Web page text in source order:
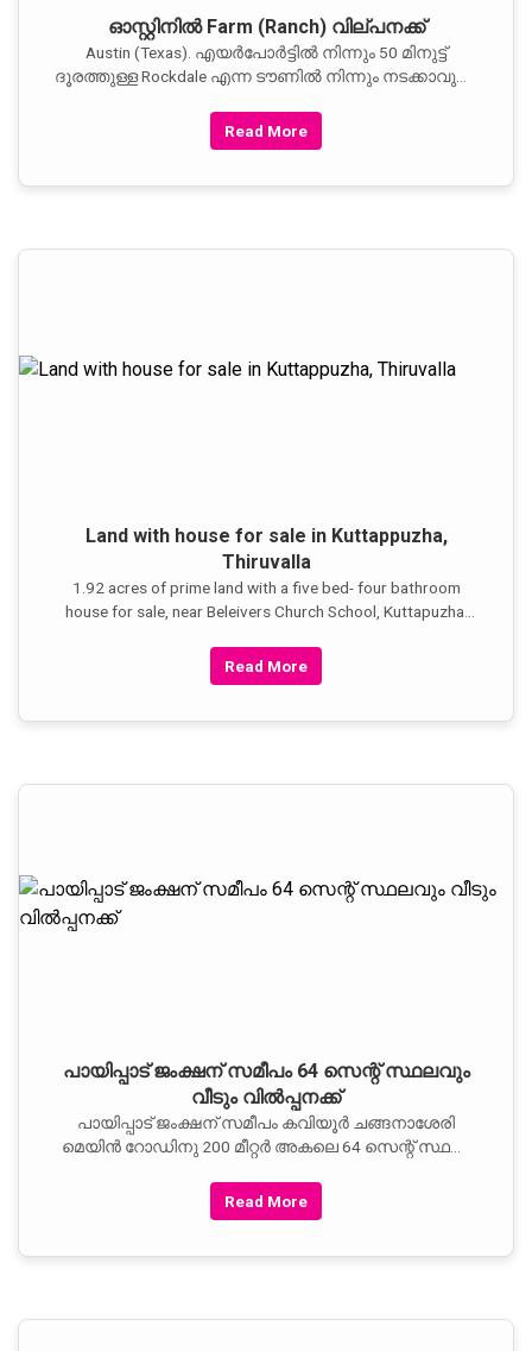
ഓസ്റ്റിനില്‍ Farm (Ranch) വില്പനക്ക്
Austin (Texas). എയര്‍പോര്‍ട്ടില്‍ നിന്നും 50 മിനുട്ട്
ദൂരത്തുള്ള Rockdale എന്ന ടൗണില്‍ നിന്നും നടക്കാവുന്ന
Read More
Land with house for sale in Kuttappuzha,
Thiruvalla
1.92 acres of prime land with a five bed- four bathroom
house for sale, near Beleivers Church School, Kuttapuzha,
Junction.
Read More
പായിപ്പാട് ജംക്ഷന് സമീപം 64 സെന്റ് സ്ഥലവും
വീടും വിൽപ്പനക്ക്
പായിപ്പാട് ജംക്ഷന് സമീപം കവിയൂർ ചങ്ങനാശേരി
മെയിൻ റോഡിനു 200 മീറ്റർ അകലെ 64 സെന്റ് സ്ഥലം
കിലോ മീറ്റർ മാത്രം.
Read More